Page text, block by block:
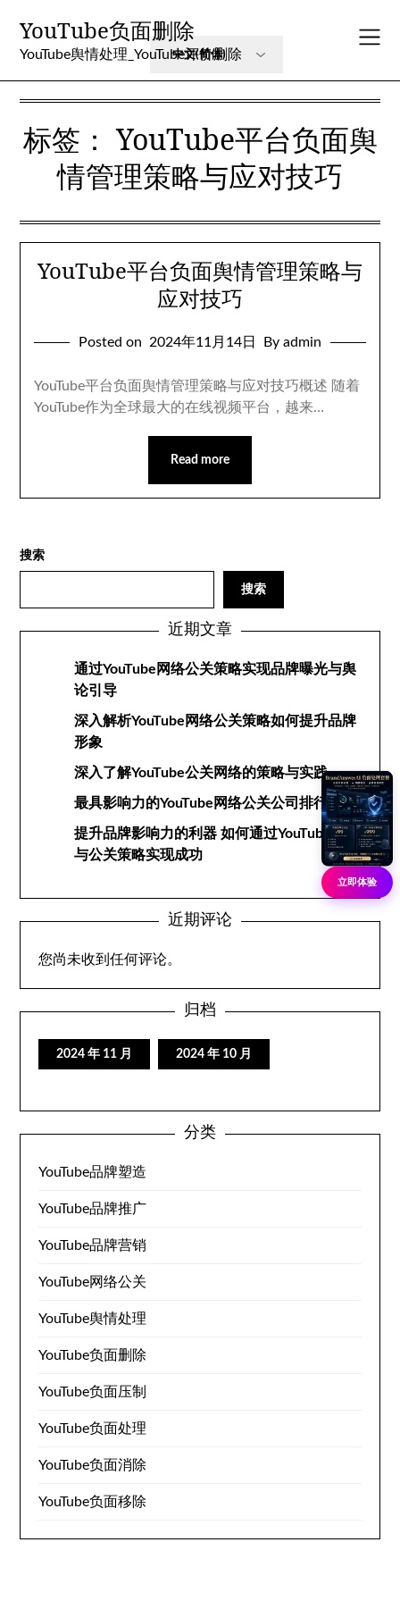
content
YouTube负面删除
YouTube舆情处理_YouTube评价删除
标签：YouTube平台负面舆
情管理策略与应对技巧
YouTube平台负面舆情管理策略与
应对技巧
Posted on 2024年11月14日 By admin
YouTube平台负面舆情管理策略与应对技巧概述 随着
YouTube作为全球最大的在线视频平台，越来…
Read more
搜索
搜索
近期文章
通过YouTube网络公关策略实现品牌曝光与舆
论引导
深入解析YouTube网络公关策略如何提升品牌
形象
深入了解YouTube公关网络的策略与实践
最具影响力的YouTube网络公关公司排行榜
提升品牌影响力的利器 如何通过YouTube网络
与公关策略实现成功
近期评论
您尚未收到任何评论。
归档
2024 年 11 月 2024 年 10 月
分类
YouTube品牌塑造
YouTube品牌推广
YouTube品牌营销
YouTube网络公关
YouTube舆情处理
YouTube负面删除
YouTube负面压制
YouTube负面处理
YouTube负面消除
YouTube负面移除
立即体验